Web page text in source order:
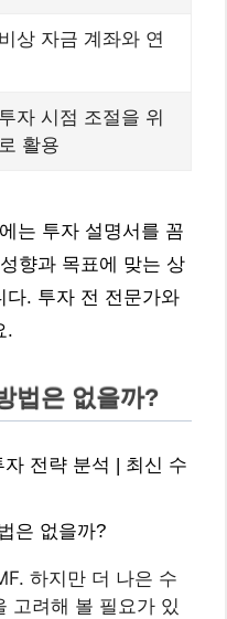
상 자금 계좌와 연
자 시점 조절을 위
활용
는 투자 설명서를 꼼
향과 목표에 맞는 상
다. 투자 전 전문가와
.
법은 없을까?
전략 분석 | 최신 수
은 없을까?
하지만 더 나은 수
고려해 볼 필요가 있